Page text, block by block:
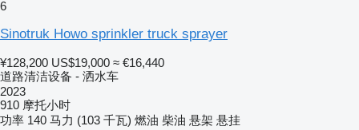
6
Sinotruk Howo sprinkler truck sprayer
¥128,200 US$19,000 ≈ €16,440
道路清洁设备 - 洒水车
2023
910 摩托小时
功率 140 马力 (103 千瓦) 燃油 柴油 悬架 悬挂